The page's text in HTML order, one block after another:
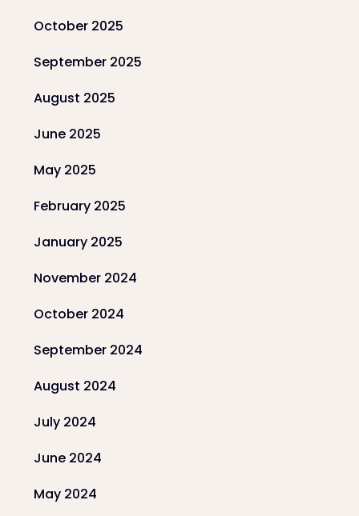
October 2025
September 2025
August 2025
June 2025
May 2025
February 2025
January 2025
November 2024
October 2024
September 2024
August 2024
July 2024
June 2024
May 2024